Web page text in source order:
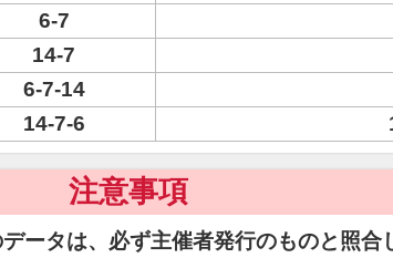
6-7
14-7
6-7-14
14-7-6
注意事項
ータは、必ず主催者発行のものと照合